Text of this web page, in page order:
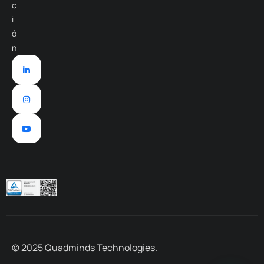
c
i
ó
n
© 2025 Quadminds Technologies.